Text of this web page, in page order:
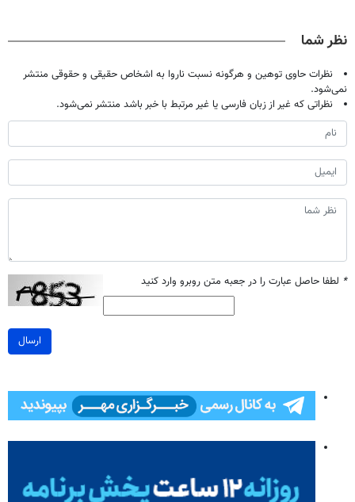
نظر شما
نظرات حاوی توهین و هرگونه نسبت ناروا به اشخاص حقیقی و حقوقی منتشر
نمی‌شود.
نظراتی که غیر از زبان فارسی یا غیر مرتبط با خبر باشد منتشر نمی‌شود.
* لطفا حاصل عبارت را در جعبه متن روبرو وارد کنید
ارسال